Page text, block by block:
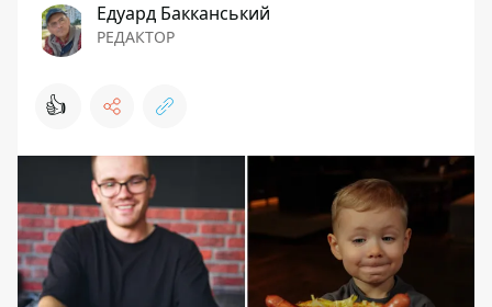
Едуард Бакканський
РЕДАКТОР
👍